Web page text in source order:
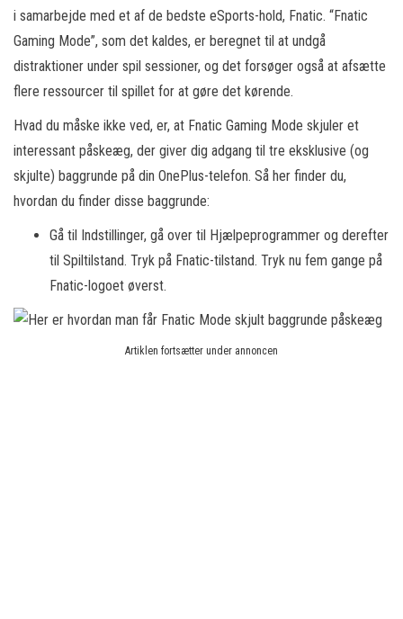
i samarbejde med et af de bedste eSports-hold, Fnatic. “Fnatic
Gaming Mode”, som det kaldes, er beregnet til at undgå
distraktioner under spil sessioner, og det forsøger også at afsætte
flere ressourcer til spillet for at gøre det kørende.
Hvad du måske ikke ved, er, at Fnatic Gaming Mode skjuler et
interessant påskeæg, der giver dig adgang til tre eksklusive (og
skjulte) baggrunde på din OnePlus-telefon. Så her finder du,
hvordan du finder disse baggrunde:
Gå til Indstillinger, gå over til Hjælpeprogrammer og derefter
til Spiltilstand. Tryk på Fnatic-tilstand. Tryk nu fem gange på
Fnatic-logoet øverst.
Artiklen fortsætter under annoncen